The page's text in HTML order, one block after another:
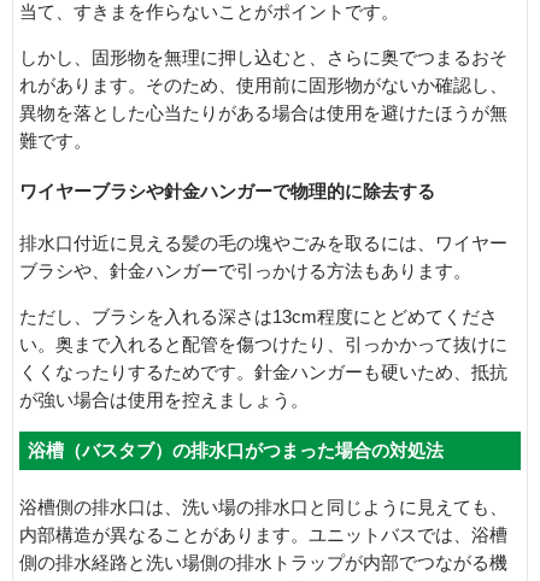
当て、すきまを作らないことがポイントです。
しかし、固形物を無理に押し込むと、さらに奥でつまるおそ
れがあります。そのため、使用前に固形物がないか確認し、
異物を落とした心当たりがある場合は使用を避けたほうが無
難です。
ワイヤーブラシや針金ハンガーで物理的に除去する
排水口付近に見える髪の毛の塊やごみを取るには、ワイヤー
ブラシや、針金ハンガーで引っかける方法もあります。
ただし、ブラシを入れる深さは13cm程度にとどめてくださ
い。奥まで入れると配管を傷つけたり、引っかかって抜けに
くくなったりするためです。針金ハンガーも硬いため、抵抗
が強い場合は使用を控えましょう。
浴槽（バスタブ）の排水口がつまった場合の対処法
浴槽側の排水口は、洗い場の排水口と同じように見えても、
内部構造が異なることがあります。ユニットバスでは、浴槽
側の排水経路と洗い場側の排水トラップが内部でつながる機